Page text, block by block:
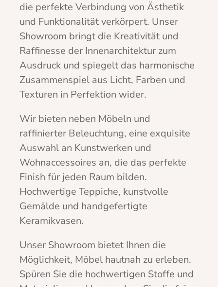
die perfekte Verbindung von Ästhetik
und Funktionalität verkörpert. Unser
Showroom bringt die Kreativität und
Raffinesse der Innenarchitektur zum
Ausdruck und spiegelt das harmonische
Zusammenspiel aus Licht, Farben und
Texturen in Perfektion wider.
Wir bieten neben Möbeln und
raffinierter Beleuchtung, eine exquisite
Auswahl an Kunstwerken und
Wohnaccessoires an, die das perfekte
Finish für jeden Raum bilden.
Hochwertige Teppiche, kunstvolle
Gemälde und handgefertigte
Keramikvasen.
Unser Showroom bietet Ihnen die
Möglichkeit, Möbel hautnah zu erleben.
Spüren Sie die hochwertigen Stoffe und